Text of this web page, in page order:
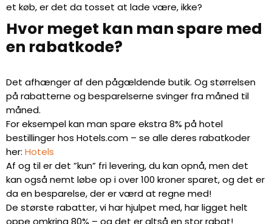
et køb, er det da tosset at lade være, ikke?
Hvor meget kan man spare med
en rabatkode?
Det afhænger af den pågældende butik. Og størrelsen
på rabatterne og besparelserne svinger fra måned til
måned.
For eksempel kan man spare ekstra 8% på hotel
bestillinger hos Hotels.com – se alle deres rabatkoder
her: Hotels
Af og til er det ”kun” fri levering, du kan opnå, men det
kan også nemt løbe op i over 100 kroner sparet, og det er
da en besparelse, der er værd at regne med!
De største rabatter, vi har hjulpet med, har ligget helt
oppe omkring 80% – og det er altså en stor rabat!